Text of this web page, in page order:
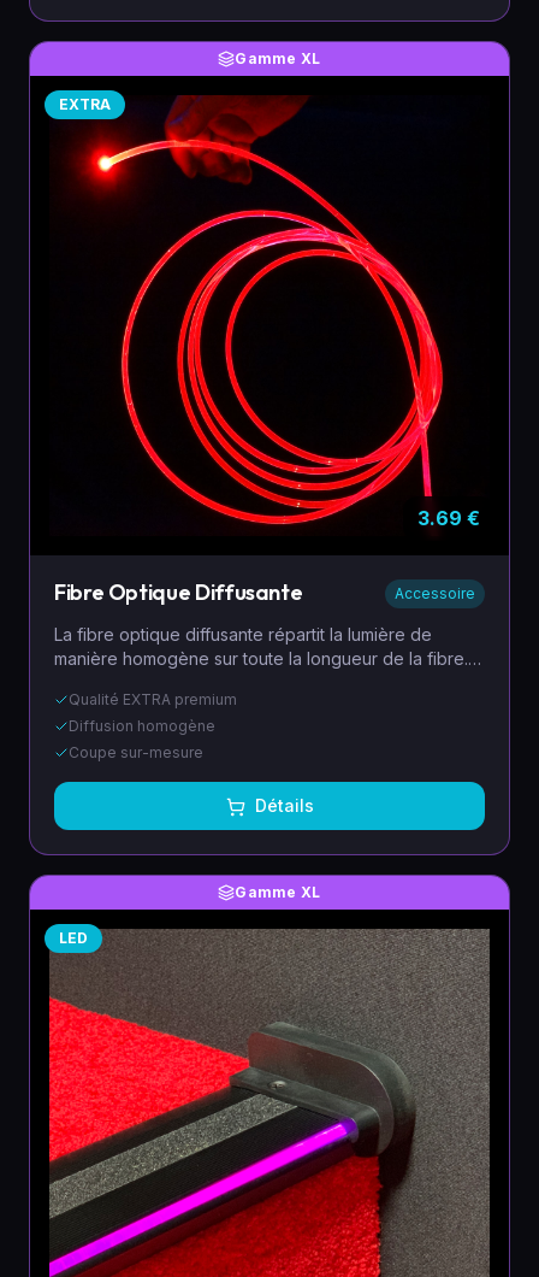
Gamme XL
EXTRA
3.69 €
Fibre Optique Diffusante Accessoire
La fibre optique diffusante répartit la lumière de
manière homogène sur toute la longueur de la fibre.
ligne de lumière. Qualité EXTRA avec rendement
lumineux très élevé.
Qualité EXTRA premium
Diffusion homogène
Coupe sur-mesure
Détails
Gamme XL
LED